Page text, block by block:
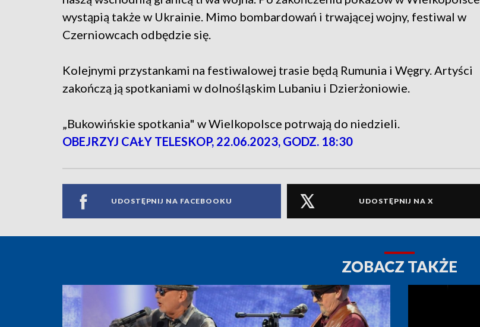
wystąpią także w Ukrainie. Mimo bombardowań i trwającej wojny, festiwal w
Czerniowcach odbędzie się.
Kolejnymi przystankami na festiwalowej trasie będą Rumunia i Węgry. Artyści
zakończą ją spotkaniami w dolnośląskim Lubaniu i Dzierżoniowie.
„Bukowińskie spotkania" w Wielkopolsce potrwają do niedzieli.
OBEJRZYJ CAŁY TELESKOP, 22.06.2023, GODZ. 18:30
UDOSTĘPNIJ NA FACEBOOKU UDOSTĘPNIJ NA X
ZOBACZ TAKŻE